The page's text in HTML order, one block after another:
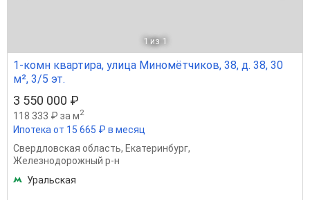
1 из 1
1-комн квартира, улица Миномётчиков, 38, д. 38, 30
м², 3/5 эт.
3 550 000 ₽
118 333 ₽ за м2
Ипотека от 15 665 ₽ в месяц
Свердловская область, Екатеринбург,
Железнодорожный р-н
Уральская